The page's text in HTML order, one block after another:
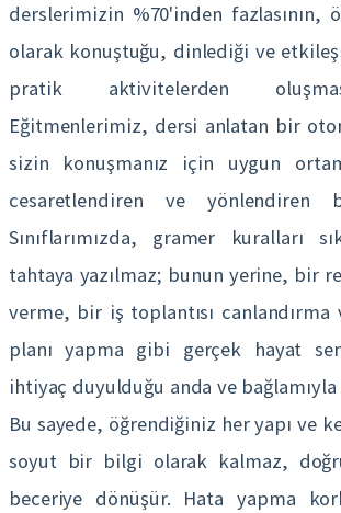
derslerimizin %70'inden fazlasının,
olarak konuştuğu, dinlediği ve
pratik aktivitelerden
Eğitmenlerimiz, dersi anlatan bir
sizin konuşmanız için uygun
cesaretlendiren ve yönlendiren
Sınıflarımızda, gramer kuralları
tahtaya yazılmaz; bunun yerine, bir
verme, bir iş toplantısı canlandırma
planı yapma gibi gerçek hayat
ihtiyaç duyulduğu anda ve
Bu sayede, öğrendiğiniz her yapı ve
soyut bir bilgi olarak kalmaz,
beceriye dönüşür. Hata yapma